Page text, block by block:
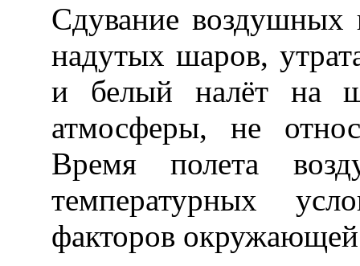
Сдувание воздушных
надутых шаров,
и белый налёт на
атмосферы, не
Время полета
температурных
факторов